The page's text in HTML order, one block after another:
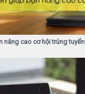
nâng cao cơ hội trúng tuyển